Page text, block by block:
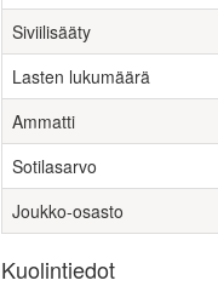
Siviilisääty
Lasten lukumäärä
Ammatti
Sotilasarvo
Joukko-osasto
Kuolintiedot